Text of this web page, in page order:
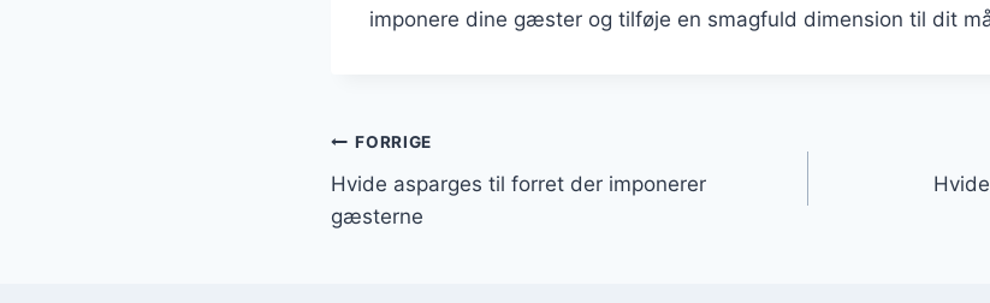
imponere dine gæster og tilføje en smagfuld dimension til dit
Indlægsnavigation
FORRIGE
Hvide asparges til forret der imponerer
gæsterne